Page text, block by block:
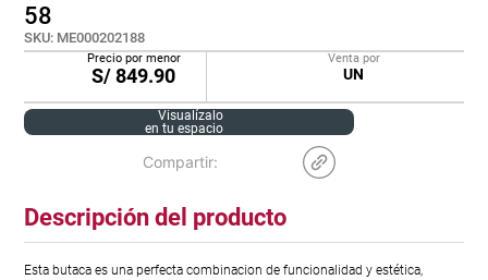
58
SKU: ME000202188
Precio por menor
S/849.90
Venta por
UN
Visualízalo
en tu espacio
Descripción del producto
Esta butaca es una perfecta combinacion de funcionalidad y estética,